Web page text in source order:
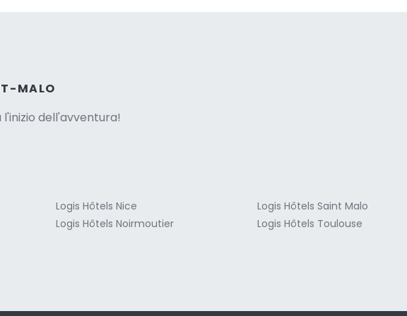
MALO
dell'avventura!
Logis Hôtels Nice
Logis Hôtels Noirmoutier
Logis Hôtels Saint Malo
Logis Hôtels Toulouse